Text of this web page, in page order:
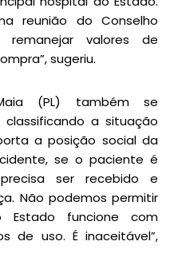
reunião do Conselho
valores de
sugeriu.
(PL) também se
a situação
a posição social da
se o paciente é
ser recebido e
Não podemos permitir
funcione com
de uso. É inaceitável”,